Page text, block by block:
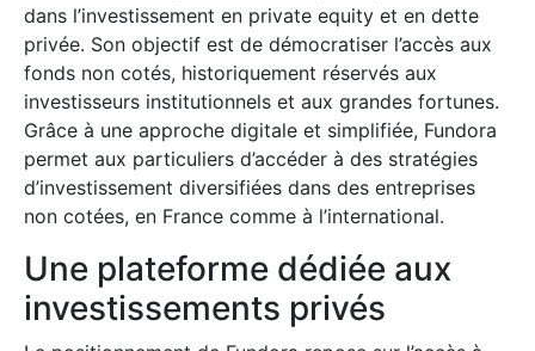
dans l’investissement en private equity et en dette
privée. Son objectif est de démocratiser l’accès aux
fonds non cotés, historiquement réservés aux
investisseurs institutionnels et aux grandes fortunes.
Grâce à une approche digitale et simplifiée, Fundora
permet aux particuliers d’accéder à des stratégies
d’investissement diversifiées dans des entreprises
non cotées, en France comme à l’international.
Une plateforme dédiée aux
investissements privés